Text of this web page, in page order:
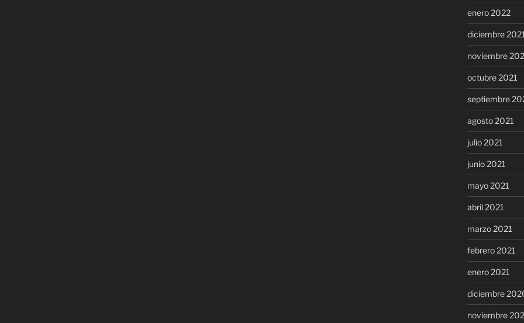
enero 2022
diciembre
noviembre
octubre 2021
septiembre
agosto 2021
julio 2021
junio 2021
mayo 2021
abril 2021
marzo 2021
febrero 2021
enero 2021
diciembre
noviembre